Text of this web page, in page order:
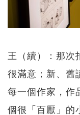
王（續）：那次
很滿意；新、舊
每一個作家，作
個很「百厭」的